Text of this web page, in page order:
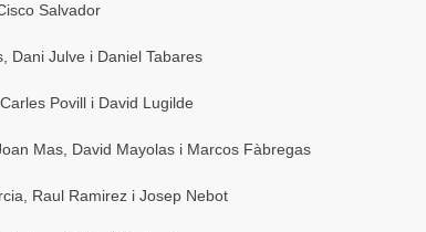
Salvador
Dani Julve i Daniel Tabares
Povill i David Lugilde
Mas, David Mayolas i Marcos Fàbregas
Raul Ramirez i Josep Nebot